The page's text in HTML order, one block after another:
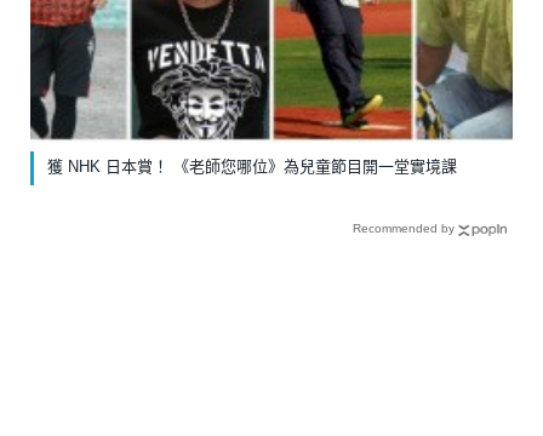
獲 NHK 日本賞！ 《老師您哪位》為兒童節目開一堂實境課
Recommended by